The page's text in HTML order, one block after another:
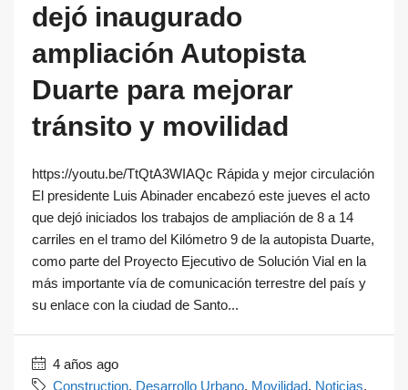
dejó inaugurado
ampliación Autopista
Duarte para mejorar
tránsito y movilidad
https://youtu.be/TtQtA3WIAQc Rápida y mejor circulación
El presidente Luis Abinader encabezó este jueves el acto
que dejó iniciados los trabajos de ampliación de 8 a 14
carriles en el tramo del Kilómetro 9 de la autopista Duarte,
como parte del Proyecto Ejecutivo de Solución Vial en la
más importante vía de comunicación terrestre del país y
su enlace con la ciudad de Santo...
4 años ago
Construction, Desarrollo Urbano, Movilidad, Noticias,